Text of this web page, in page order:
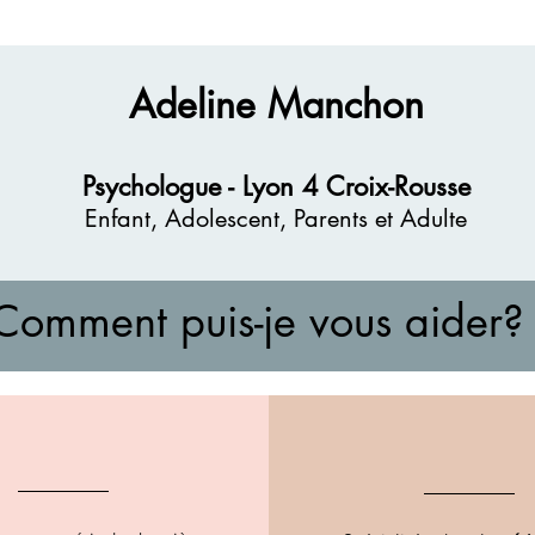
Adeline Manchon
Psychologue - Lyon 4 Croix-Rousse
Enfant, Adolescent, Parents et Adulte
puis-je vous aider?